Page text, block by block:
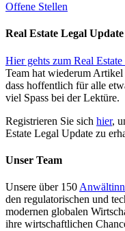
Offene Stellen
Real Estate Legal Update
Hier gehts zum Real
Team hat wiederum Artikel
dass hoffentlich für alle
viel Spass bei der Lektüre.
Registrieren Sie sich hier,
Estate Legal Update zu
Unser Team
Unsere über 150
den regulatorischen und
modernen globalen
ihre wirtschaftlichen